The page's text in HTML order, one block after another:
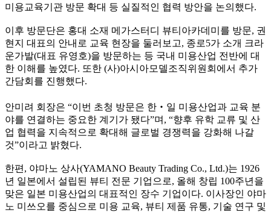
미용교육기관 방문 확대 등 실질적인 협력 방안을 논의했다.
이후 방문단은 홍대 소재 메가스터디 뷰티아카데미를 방문, 권
현지 대표의 안내로 교육 현장을 둘러보고, 종로5가 소개 크라
운가발(대표 유영호)을 방문하는 등 국내 미용산업 전반에 대
한 이해를 높였다. 또한 (사)아시아모델조직위원회에서 추가
간담회를 진행했다.
안미려 회장은 “이번 초청 방문은 한‧일 미용산업과 교육 분
야를 연결하는 중요한 계기가 됐다”며, “향후 유학 교류 및 산
업 협력을 지속적으로 확대해 글로벌 경쟁력을 강화해 나갈
것”이라고 밝혔다.
한편, 야마노 상사(YAMANO Beauty Trading Co., Ltd.)는 1926
년 일본에서 설립된 뷰티 전문 기업으로, 올해 창립 100주년을
맞은 일본 미용산업의 대표적인 장수 기업이다. 이사장인 야마
노 미쓰오를 중심으로 미용 교육, 뷰티 제품 유통, 기술 연구 및